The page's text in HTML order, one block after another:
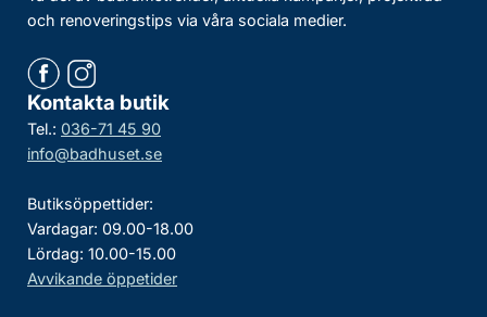
och renoveringstips via våra sociala medier.
Kontakta butik
Tel.: 036-71 45 90
info@badhuset.se
Butiksöppettider:
Vardagar: 09.00-18.00
Lördag: 10.00-15.00
Avvikande öppetider